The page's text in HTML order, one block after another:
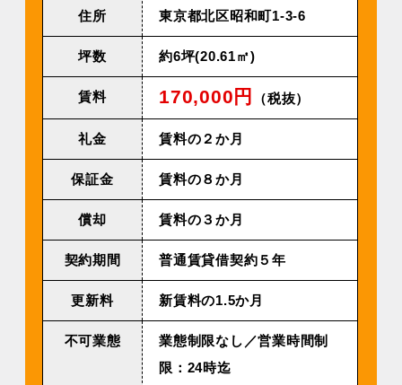
住所 東京都北区昭和町1-3-6
坪数 約6坪(20.61㎡)
賃料 170,000円 （税抜）
礼金 賃料の２か月
保証金 賃料の８か月
償却 賃料の３か月
契約期間 普通賃貸借契約５年
更新料 新賃料の1.5か月
不可業態
業態制限なし／営業時間制
限：24時迄